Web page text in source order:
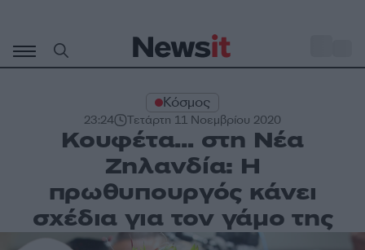
περιεχόμενο
Κόσμος
23:24 Τετάρτη 11 Νοεμβρίου 2020
Κουφέτα… στη Νέα
Ζηλανδία: Η
πρωθυπουργός κάνει
σχέδια για τον γάμο της